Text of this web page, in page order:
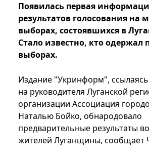
Появилась первая
результатов голосования на
выборах, состоявшихся в
Стало известно, кто одержал
выборах.
Издание "Укринформ", ссылаясь
на руководителя Луганской
организации Ассоциация
Наталью Бойко, обнародовало
предварительные результаты
жителей Луганщины, сообщает